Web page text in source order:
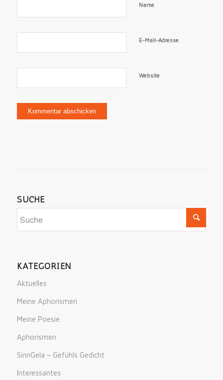
Name
E-Mail-Adresse
Website
SUCHE
KATEGORIEN
Aktuelles
Meine Aphorismen
Meine Poesie
Aphorismen
SinnGela – Gefühls Gedicht
Interessantes